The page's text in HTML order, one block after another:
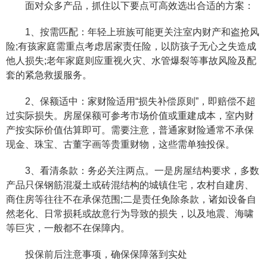
面对众多产品，抓住以下要点可高效选出合适的方案：
1、按需匹配：年轻上班族可能更关注室内财产和盗抢风
险;有孩家庭需重点考虑居家责任险，以防孩子无心之失造成
他人损失;老年家庭则应重视火灾、水管爆裂等事故风险及配
套的紧急救援服务。
2、保额适中：家财险适用“损失补偿原则”，即赔偿不超
过实际损失。房屋保额可参考市场价值或重建成本，室内财
产按实际价值估算即可。需要注意，普通家财险通常不承保
现金、珠宝、古董字画等贵重财物，这些需单独投保。
3、看清条款：务必关注两点。一是房屋结构要求，多数
产品只保钢筋混凝土或砖混结构的城镇住宅，农村自建房、
商住房等往往不在承保范围;二是责任免除条款，诸如设备自
然老化、日常损耗或故意行为导致的损失，以及地震、海啸
等巨灾，一般都不在保障内。
投保前后注意事项，确保保障落到实处